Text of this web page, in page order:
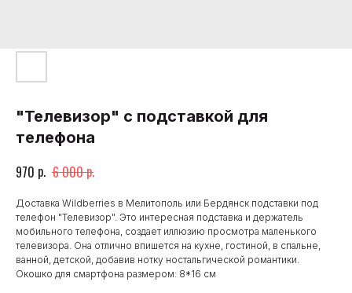
"Телевизор" с подставкой для
телефона
970 р. 6 000р.
Доставка Wildberries в Мелитополь или Бердянск подставки под
телефон "Телевизор". Это интересная подставка и держатель
мобильного телефона, создает иллюзию просмотра маленького
телевизора. Она отлично впишется на кухне, гостиной, в спальне,
ванной, детской, добавив нотку ностальгической романтики.
Окошко для смартфона размером: 8*16 см